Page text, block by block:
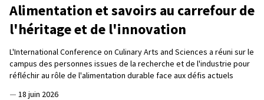
Alimentation et savoirs au carrefour de
l'héritage et de l'innovation
L'International Conference on Culinary Arts and Sciences a réuni sur le
campus des personnes issues de la recherche et de l'industrie pour
réfléchir au rôle de l'alimentation durable face aux défis actuels
— 18 juin 2026